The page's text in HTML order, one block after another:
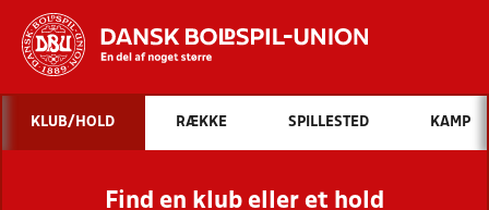
Hvad vil du søge efter?
INDHOLD OG NYHEDER
STILLINGER, RESULTATER, KLUBBER OG
KLUB/HOLD RÆKKE SPILLESTED KAMP
Find en klub eller et hold